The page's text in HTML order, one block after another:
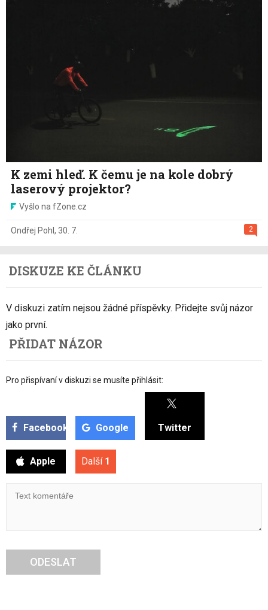
K zemi hleď. K čemu je na kole dobrý
laserový projektor?
Vyšlo na fZone.cz
2
Ondřej Pohl , 30. 7.
DISKUZE KE ČLÁNKU
V diskuzi zatím nejsou žádné příspěvky. Přidejte svůj názor
jako první.
PŘIDAT NÁZOR
Pro přispívaní v diskuzi se musíte přihlásit:
Facebook Google Twitter
Apple Další 1
ODESLAT